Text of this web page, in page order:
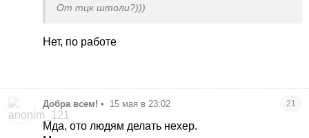
От тцк штоли?)))
Нет, по работе
Добра всем! • 15 мая в 23:02 21
Мда, ото людям делать нехер.